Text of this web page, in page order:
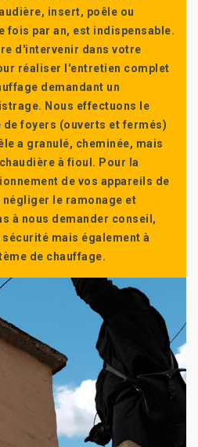
insert, poêle ou
fois par an, est indispensable.
d'intervenir dans votre
réaliser l'entretien complet
demandant un
Nous effectuons le
foyers (ouverts et fermés)
a granulé, cheminée, mais
à fioul. Pour la
de vos appareils de
le ramonage et
à nous demander conseil,
mais également à
de chauffage.